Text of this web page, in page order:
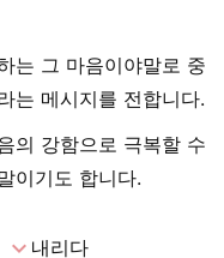
는 그 마음이야말로 중
는 메시지를 전합니다.
의 강함으로 극복할 수
이기도 합니다.
expand_more내리다